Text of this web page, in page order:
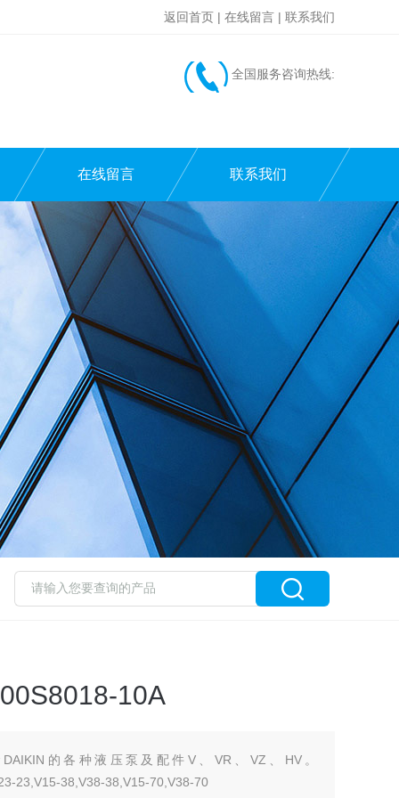
返回首页 | 在线留言 | 联系我们
全国服务咨询热线:
在线留言 联系我们
10A
的各种液压泵及配件V、VR、VZ、HV。
23,V15-38,V38-38,V15-70,V38-70